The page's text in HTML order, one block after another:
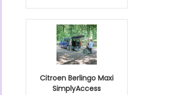
Citroen Berlingo Maxi
SimplyAccess